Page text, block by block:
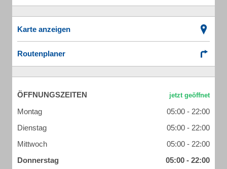
Karte anzeigen
Routenplaner
ÖFFNUNGSZEITEN
Montag
05:00 - 22:00
Dienstag
05:00 - 22:00
Mittwoch
05:00 - 22:00
Donnerstag
05:00 - 22:00